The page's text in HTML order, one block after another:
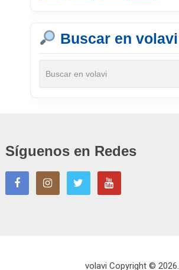
Buscar en volavi
Síguenos en Redes
volavi Copyright © 2026.